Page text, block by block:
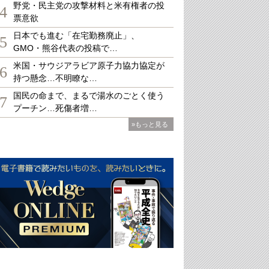
4
野党・民主党の攻撃材料と米有権者の投
票意欲
5
日本でも進む「在宅勤務廃止」、
GMO・熊谷代表の投稿で…
6
米国・サウジアラビア原子力協力協定が
持つ懸念…不明瞭な…
7
国民の命まで、まるで湯水のごとく使う
プーチン…死傷者増…
»もっと見る